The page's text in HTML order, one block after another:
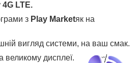
4G LTE.
з Play Marketяк на
вигляд системи, на ваш смак.
великому дисплеї.